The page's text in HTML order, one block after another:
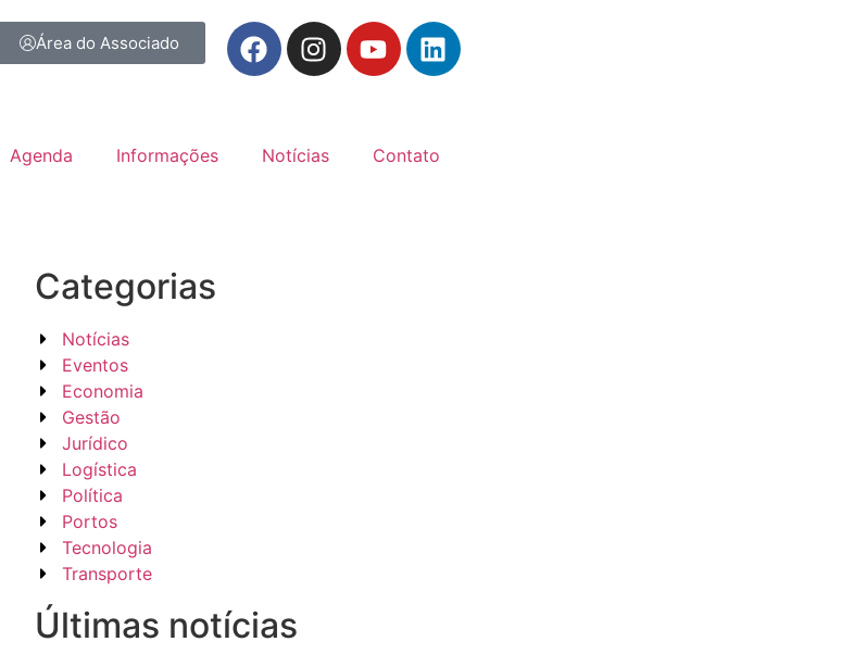
Área do Associado
Agenda Informações Notícias Contato
Categorias
Notícias
Eventos
Economia
Gestão
Jurídico
Logística
Política
Portos
Tecnologia
Transporte
Últimas notícias